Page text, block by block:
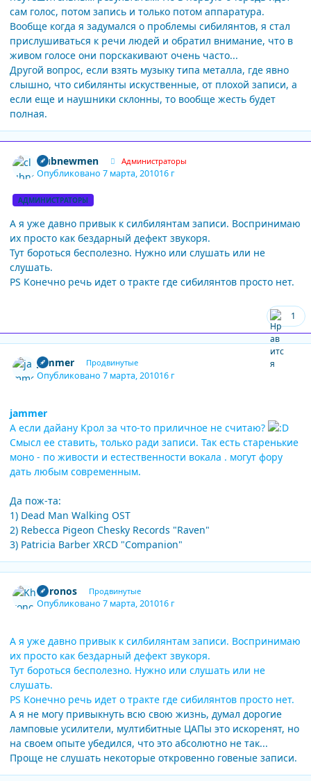
сам голос, потом запись и только потом аппаратура.
Вообще когда я задумался о проблемы сибилянтов, я стал
прислушиваться к речи людей и обратил внимание, что в
живом голосе они порскакивают очень часто...
Другой вопрос, если взять музыку типа металла, где явно
слышно, что сибилянты искуственные, от плохой записи, а
если еще и наушники склонны, то вообще жесть будет
полная.
clubnewmen Администраторы
Опубликовано7 марта, 201016 г
АДМИНИСТРАТОРЫ
А я уже давно привык к силбилянтам записи. Воспринимаю
их просто как бездарный дефект звукоря.
Тут бороться бесполезно. Нужно или слушать или не
слушать.
PS Конечно речь идет о тракте где сибилянтов просто нет.
1
jammer Продвинутые
Опубликовано7 марта, 201016 г
jammer
А если дайану Крол за что-то приличное не считаю?
Смысл ее ставить, только ради записи. Так есть старенькие
моно - по живости и естественности вокала . могут фору
дать любым современным.
Да пож-та:
1) Dead Man Walking OST
2) Rebecca Pigeon Chesky Records "Raven"
3) Patricia Barber XRCD "Companion"
Khronos Продвинутые
Опубликовано7 марта, 201016 г
А я уже давно привык к силбилянтам записи. Воспринимаю
их просто как бездарный дефект звукоря.
Тут бороться бесполезно. Нужно или слушать или не
слушать.
PS Конечно речь идет о тракте где сибилянтов просто нет.
А я не могу привыкнуть всю свою жизнь, думал дорогие
ламповые усилители, мултибитные ЦАПы это искоренят, но
на своем опыте убедился, что это абсолютно не так...
Проще не слушать некоторые откровенно говеные записи.